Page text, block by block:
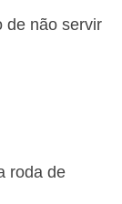
de não servir
roda de